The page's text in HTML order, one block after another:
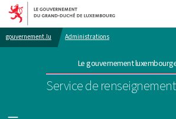
Aller au menu principal
Aller au contenu
gouvernement.lu Administrations
Le gouvernement
Service de